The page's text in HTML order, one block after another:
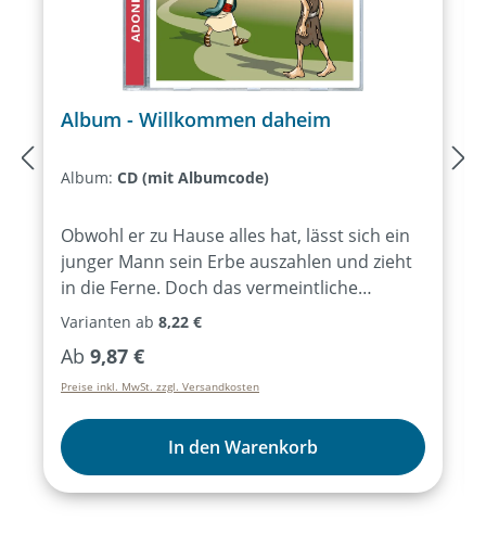
Album - Willkommen daheim
Album: CD (mit Albumcode)
Obwohl er zu Hause alles hat, lässt sich ein
junger Mann sein Erbe auszahlen und zieht
in die Ferne. Doch das vermeintliche
Abenteuer endet im totalen Absturz:
Niedriger kann man nicht sinken. Schließlich
kehrt er nach Hause zurück, doch wie
werden sein Vater und sein älterer Bruder
auf seine Rückkehr reagieren? Das wohl
bekannteste Gleichnis von Jesus – packend
inszeniert mit Musik und Texten, die ins Herz
Varianten ab 8,22 €
Regulärer Preis:
Ab 9,87 €
Preise inkl. MwSt. zzgl. Versandkosten
In den Warenkorb